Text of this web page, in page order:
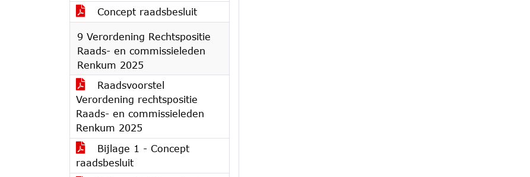
Concept raadsbesluit
9 Verordening Rechtspositie
Raads- en commissieleden
Renkum 2025
Raadsvoorstel
Verordening rechtspositie
Raads- en commissieleden
Renkum 2025
Bijlage 1 - Concept
raadsbesluit